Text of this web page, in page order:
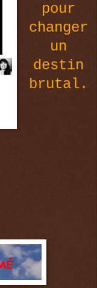
pour
changer
un
destin
brutal.